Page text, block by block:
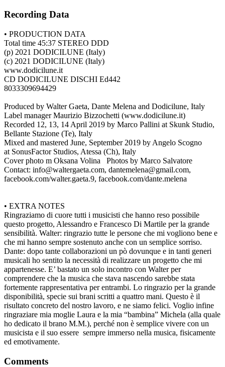
Recording Data
• PRODUCTION DATA
Total time 45:37 STEREO DDD
(p) 2021 DODICILUNE (Italy)
(c) 2021 DODICILUNE (Italy)
www.dodicilune.it
CD DODICILUNE DISCHI Ed442
8033309694429
Produced by Walter Gaeta, Dante Melena and Dodicilune, Italy
Label manager Maurizio Bizzochetti (www.dodicilune.it)
Recorded 12, 13, 14 April 2019 by Marco Pallini at Skunk Studio,
Bellante Stazione (Te), Italy
Mixed and mastered June, September 2019 by Angelo Scogno
at SonusFactor Studios, Atessa (Ch), Italy
Cover photo m Oksana Volina Photos by Marco Salvatore
Contact: info@waltergaeta.com, dantemelena@gmail.com,
facebook.com/walter.gaeta.9, facebook.com/dante.melena
• EXTRA NOTES
Ringraziamo di cuore tutti i musicisti che hanno reso possibile
questo progetto, Alessandro e Francesco Di Martile per la grande
sensibilità. Walter: ringrazio tutte le persone che mi vogliono bene e
che mi hanno sempre sostenuto anche con un semplice sorriso.
Dante: dopo tante collaborazioni un pò dovunque e in tanti generi
musicali ho sentito la necessità di realizzare un progetto che mi
appartenesse. E’ bastato un solo incontro con Walter per
comprendere che la musica che stava nascendo sarebbe stata
fortemente rappresentativa per entrambi. Lo ringrazio per la grande
disponibilità, specie sui brani scritti a quattro mani. Questo è il
risultato concreto del nostro lavoro, e ne siamo felici. Voglio infine
ringraziare mia moglie Laura e la mia “bambina” Michela (alla quale
ho dedicato il brano M.M.), perché non è semplice vivere con un
musicista e il suo essere sempre immerso nella musica, fisicamente
ed emotivamente.
Comments